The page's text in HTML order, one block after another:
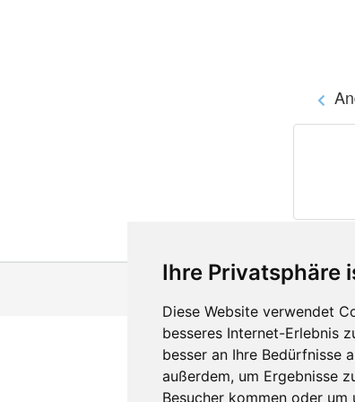
Ihre Privatsphäre
Diese Website verwendet
besseres Internet-Erlebnis
besser an Ihre Bedürfnisse
außerdem, um Ergebnisse
Besucher kommen oder
Kontakt
Feedback
Fehler melden